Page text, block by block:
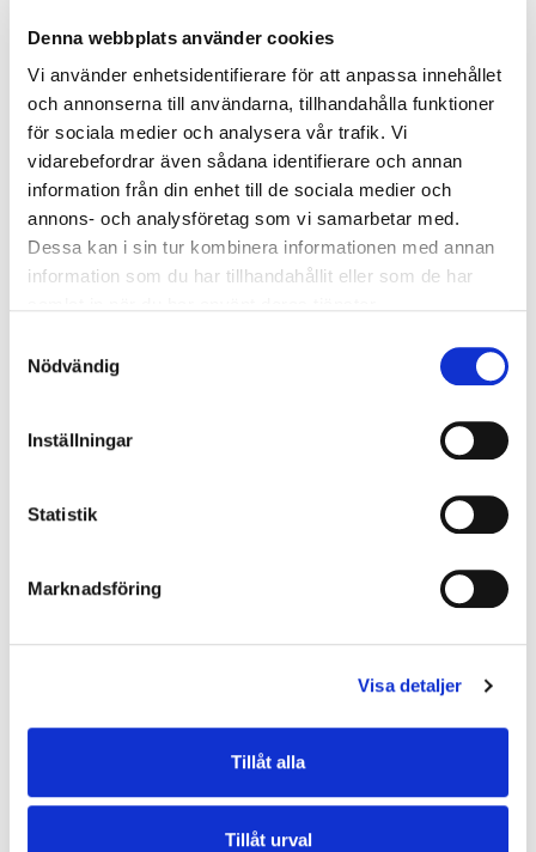
Denna webbplats använder cookies
Vi använder enhetsidentifierare för att anpassa innehållet
och annonserna till användarna, tillhandahålla funktioner
för sociala medier och analysera vår trafik. Vi
vidarebefordrar även sådana identifierare och annan
information från din enhet till de sociala medier och
annons- och analysföretag som vi samarbetar med.
Dessa kan i sin tur kombinera informationen med annan
information som du har tillhandahållit eller som de har
Nödvändig
Inställningar
Statistik
Marknadsföring
Visa detaljer
Tillåt alla
Tillåt urval
10/10
Valle del Este med Jules Meijers 10-17 oktober
från 19 985:-
Kontakta oss
Instagram:
Stigbergsliden 7
Kontaktformulär Ring oss